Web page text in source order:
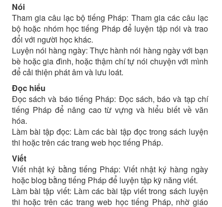
Nói
Tham gia câu lạc bộ tiếng Pháp: Tham gia các câu lạc
bộ hoặc nhóm học tiếng Pháp để luyện tập nói và trao
đổi với người học khác.
Luyện nói hàng ngày: Thực hành nói hàng ngày với bạn
bè hoặc gia đình, hoặc thậm chí tự nói chuyện với mình
để cải thiện phát âm và lưu loát.
Đọc hiểu
Đọc sách và báo tiếng Pháp: Đọc sách, báo và tạp chí
tiếng Pháp để nâng cao từ vựng và hiểu biết về văn
hóa.
Làm bài tập đọc: Làm các bài tập đọc trong sách luyện
thi hoặc trên các trang web học tiếng Pháp.
Viết
Viết nhật ký bằng tiếng Pháp: Viết nhật ký hàng ngày
hoặc blog bằng tiếng Pháp để luyện tập kỹ năng viết.
Làm bài tập viết: Làm các bài tập viết trong sách luyện
thi hoặc trên các trang web học tiếng Pháp, nhờ giáo